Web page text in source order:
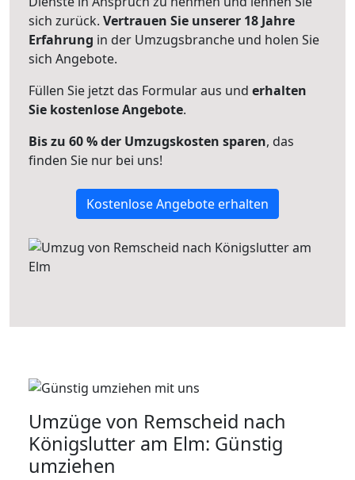
sich zurück. Vertrauen Sie unserer 18 Jahre
Erfahrung in der Umzugsbranche und holen Sie
sich Angebote.
Füllen Sie jetzt das Formular aus und erhalten
Sie kostenlose Angebote.
Bis zu 60 % der Umzugskosten sparen, das
finden Sie nur bei uns!
Kostenlose Angebote erhalten
Umzüge von Remscheid nach
Königslutter am Elm: Günstig
umziehen